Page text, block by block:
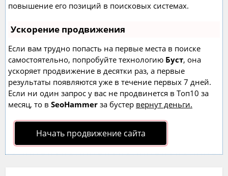
повышение его позиций в поисковых системах.
Ускорение продвижения
Если вам трудно попасть на первые места в поиске
самостоятельно, попробуйте технологию Буст, она
ускоряет продвижение в десятки раз, а первые
результаты появляются уже в течение первых 7 дней.
Если ни один запрос у вас не продвинется в Топ10 за
месяц, то в SeoHammer за бустер вернут деньги.
Начать продвижение сайта